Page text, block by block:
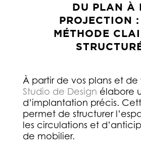
DU PLAN À
PROJECTION
MÉTHODE
À partir de vos plans et de
Studio de Design élabore
d’implantation précis.
permet de structurer
les circulations et
de mobilier.